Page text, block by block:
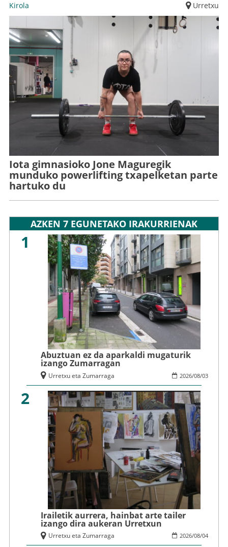
Kirola Urretxu
Iota gimnasioko Jone Maguregik
munduko powerlifting txapelketan parte
hartuko du
AZKEN 7 EGUNETAKO IRAKURRIENAK
1
Abuztuan ez da aparkaldi mugaturik
izango Zumarragan
2026/08/03
Urretxu eta Zumarraga
2
Irailetik aurrera, hainbat arte tailer
izango dira aukeran Urretxun
2026/08/04
Urretxu eta Zumarraga